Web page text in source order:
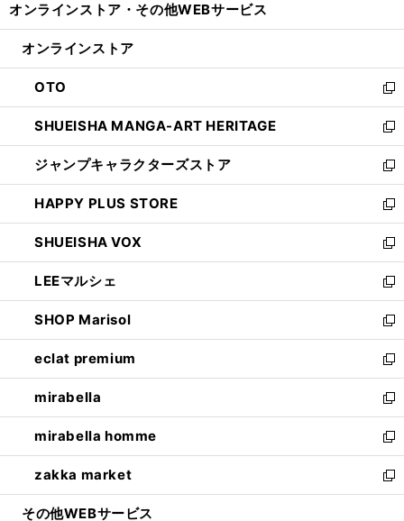
開
ン
ウ
で
開
く
ウ
ン
ド
ウ
で
開
く
オンラインストア・ その他WEBサービス
オンラインストア
OTO
新
し
い
ウ
ィ
ン
ド
ウ
で
開
く
SHUEISHA MANGA-ART HERITAGE
新
し
い
ウ
ィ
ン
ド
ウ
で
開
く
ジャンプキャラクターズストア
新
し
い
ウ
ィ
ン
ド
ウ
で
開
く
HAPPY PLUS STORE
新
し
い
ウ
ィ
ン
ド
ウ
で
開
く
SHUEISHA VOX
新
し
い
ウ
ィ
ン
ド
ウ
で
開
く
LEEマルシェ
新
し
い
ウ
ィ
ン
ド
ウ
で
開
く
SHOP Marisol
新
し
い
ウ
ィ
ン
ド
ウ
で
開
eclat premium
新
し
い
ウ
ィ
ン
ド
ウ
mirabella
新
し
い
ウ
ィ
ン
mirabella homme
新
し
い
ウ
zakka market
新
し
その他WEBサービス